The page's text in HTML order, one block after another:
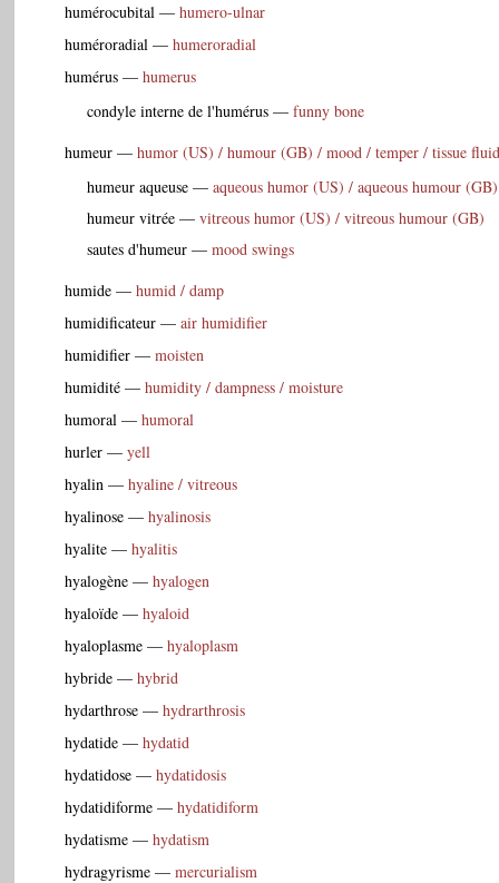
humérocubital — humero-ulnar
huméroradial — humeroradial
humérus — humerus
condyle interne de l'humérus — funny bone
humeur — humor (US) / humour (GB) / mood / temper / tissue fluid
humeur aqueuse — aqueous humor (US) / aqueous humour (GB)
humeur vitrée — vitreous humor (US) / vitreous humour (GB)
sautes d'humeur — mood swings
humide — humid / damp
humidificateur — air humidifier
humidifier — moisten
humidité — humidity / dampness / moisture
humoral — humoral
hurler — yell
hyalin — hyaline / vitreous
hyalinose — hyalinosis
hyalite — hyalitis
hyalogène — hyalogen
hyaloïde — hyaloid
hyaloplasme — hyaloplasm
hybride — hybrid
hydarthrose — hydrarthrosis
hydatide — hydatid
hydatidose — hydatidosis
hydatidiforme — hydatidiform
hydatisme — hydatism
hydragyrisme — mercurialism